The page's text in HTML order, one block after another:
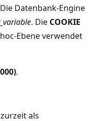
Datenbank-Engine
. Die COOKIE
Ebene verwendet
.
als